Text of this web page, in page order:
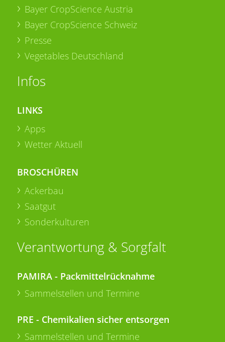
Bayer CropScience Austria
Bayer CropScience Schweiz
Presse
Vegetables Deutschland
Infos
LINKS
Apps
Wetter Aktuell
BROSCHÜREN
Ackerbau
Saatgut
Sonderkulturen
Verantwortung & Sorgfalt
PAMIRA - Packmittelrücknahme
Sammelstellen und Termine
PRE - Chemikalien sicher entsorgen
Sammelstellen und Termine